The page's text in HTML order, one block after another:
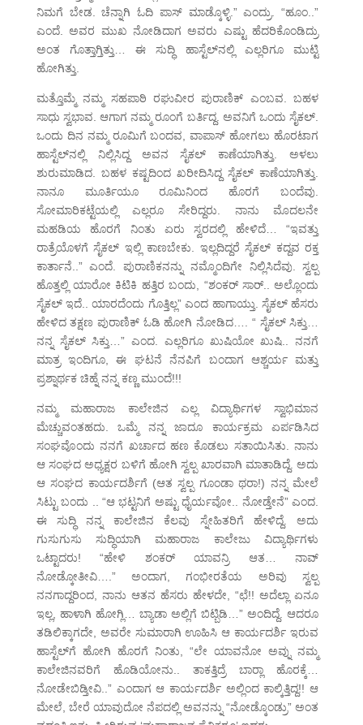
ನಿಮಗೆ ಬೇಡ. ಚೆನ್ನಾಗಿ ಓದಿ ಪಾಸ್ ಮಾಡ್ಕೊಳ್ಳಿ.” ಎಂದ್ರು. “ಹೂಂ..”
ಎಂದೆ. ಅವರ ಮುಖ ನೋಡಿದಾಗ ಅವರು ಎಷ್ಟು ಹೆದರಿಕೊಂಡಿದ್ರು
ಅಂತ ಗೊತ್ತಾಗ್ತಿತ್ತು… ಈ ಸುದ್ಧಿ ಹಾಸ್ಟೆಲ್‌ನಲ್ಲಿ ಎಲ್ಲರಿಗೂ ಮುಟ್ಟಿ
ಹೋಗಿತ್ತು.
ಮತ್ತೊಮ್ಮೆ ನಮ್ಮ ಸಹಪಾಠಿ ರಘುವೀರ ಪುರಾಣಿಕ್ ಎಂಬವ. ಬಹಳ
ಸಾಧು ಸ್ವಭಾವ. ಆಗಾಗ ನಮ್ಮ ರೂಂಗೆ ಬರ್ತಿದ್ದ. ಅವನಿಗೆ ಒಂದು ಸೈಕಲ್.
ಒಂದು ದಿನ ನಮ್ಮ ರೂಮಿಗೆ ಬಂದವ, ವಾಪಾಸ್ ಹೋಗಲು ಹೊರಟಾಗ
ಹಾಸ್ಟೆಲ್‌ನಲ್ಲಿ ನಿಲ್ಲಿಸಿದ್ದ ಅವನ ಸೈಕಲ್ ಕಾಣೆಯಾಗಿತ್ತು. ಅಳಲು
ಶುರುಮಾಡಿದ. ಬಹಳ ಕಷ್ಟದಿಂದ ಖರೀದಿಸಿದ್ದ ಸೈಕಲ್ ಕಾಣೆಯಾಗಿತ್ತು.
ನಾನೂ ಮೂರ್ತಿಯೂ ರೂಮಿನಿಂದ ಹೊರಗೆ ಬಂದೆವು.
ಸೋಮಾರಿಕಟ್ಟೆಯಲ್ಲಿ ಎಲ್ಲರೂ ಸೇರಿದ್ದರು. ನಾನು ಮೊದಲನೇ
ಮಹಡಿಯ ಹೊರಗೆ ನಿಂತು ಏರು ಸ್ವರದಲ್ಲಿ ಹೇಳಿದೆ… “ಇವತ್ತು
ರಾತ್ರೆಯೊಳಗೆ ಸೈಕಲ್ ಇಲ್ಲಿ ಕಾಣಬೇಕು. ಇಲ್ಲದಿದ್ದರೆ ಸೈಕಲ್ ಕದ್ದವ ರಕ್ತ
ಕಾರ್ತಾನೆ..” ಎಂದೆ. ಪುರಾಣಿಕನನ್ನು ನಮ್ಮೊಂದಿಗೇ ನಿಲ್ಲಿಸಿದೆವು. ಸ್ವಲ್ಪ
ಹೊತ್ತಲ್ಲಿ ಯಾರೋ ಕಿಟಿಕಿ ಹತ್ತಿರ ಬಂದು, “ಶಂಕರ್ ಸಾರ್.. ಅಲ್ಲೊಂದು
ಸೈಕಲ್ ಇದೆ.. ಯಾರದೆಂದು ಗೊತ್ತಿಲ್ಲ” ಎಂದ ಹಾಗಾಯ್ತು. ಸೈಕಲ್ ಹೆಸರು
ಹೇಳಿದ ತಕ್ಷಣ ಪುರಾಣಿಕ್ ಓಡಿ ಹೋಗಿ ನೋಡಿದ…. “ ಸೈಕಲ್ ಸಿಕ್ತು…
ನನ್ನ ಸೈಕಲ್ ಸಿಕ್ತು…” ಎಂದ. ಎಲ್ಲರಿಗೂ ಖುಷಿಯೋ ಖುಷಿ.. ನನಗೆ
ಮಾತ್ರ ಇಂದಿಗೂ, ಈ ಘಟನೆ ನೆನಪಿಗೆ ಬಂದಾಗ ಆಶ್ಚರ್ಯ ಮತ್ತು
ಪ್ರಶ್ನಾರ್ಥಕ ಚಿಹ್ನೆ ನನ್ನ ಕಣ್ಣ ಮುಂದೆ!!!
ನಮ್ಮ ಮಹಾರಾಜ ಕಾಲೇಜಿನ ಎಲ್ಲ ವಿದ್ಯಾರ್ಥಿಗಳ ಸ್ವಾಭಿಮಾನ
ಮೆಚ್ಚುವಂತಹದು. ಒಮ್ಮೆ ನನ್ನ ಜಾದೂ ಕಾರ್ಯಕ್ರಮ ಏರ್ಪಡಿಸಿದ
ಸಂಘವೊಂದು ನನಗೆ ಖರ್ಚಾದ ಹಣ ಕೊಡಲು ಸತಾಯಿಸಿತು. ನಾನು
ಆ ಸಂಘದ ಅಧ್ಯಕ್ಷರ ಬಳಿಗೆ ಹೋಗಿ ಸ್ವಲ್ಪ ಖಾರವಾಗಿ ಮಾತಾಡಿದ್ದೆ. ಅದು
ಆ ಸಂಘದ ಕಾರ್ಯದರ್ಶಿಗೆ (ಆತ ಸ್ವಲ್ಪ ಗೂಂಡಾ ಥರಾ!) ನನ್ನ ಮೇಲೆ
ಸಿಟ್ಟು ಬಂದು .. “ಆ ಭಟ್ಟನಿಗೆ ಅಷ್ಟು ಧೈರ್ಯವೋ.. ನೋಡ್ತೇನೆ” ಎಂದ.
ಈ ಸುದ್ಧಿ ನನ್ನ ಕಾಲೇಜಿನ ಕೆಲವು ಸ್ನೇಹಿತರಿಗೆ ಹೇಳಿದ್ದೆ. ಅದು
ಗುಸುಗುಸು ಸುದ್ಧಿಯಾಗಿ ಮಹಾರಾಜ ಕಾಲೇಜು ವಿದ್ಯಾರ್ಥಿಗಳು
ಒಟ್ಟಾದರು! “ಹೇಳಿ ಶಂಕರ್ ಯಾವನ್ರಿ ಆತ… ನಾವ್
ನೋಡ್ಕೋತೀವಿ….” ಅಂದಾಗ, ಗಂಭೀರತೆಯ ಅರಿವು ಸ್ವಲ್ಪ
ನನಗಾದ್ದರಿಂದ, ನಾನು ಆತನ ಹೆಸರು ಹೇಳದೇ, “ಛೆ!! ಅದೆಲ್ಲಾ ಏನೂ
ಇಲ್ಲ, ಹಾಳಾಗಿ ಹೋಗ್ಲಿ… ಬ್ಯಾಡಾ ಅಲ್ಲಿಗೆ ಬಿಟ್ಬಿಡಿ…” ಅಂದಿದ್ದೆ. ಆದರೂ
ತಡಿಲಿಕ್ಕಾಗದೇ, ಅವರೇ ಸುಮಾರಾಗಿ ಊಹಿಸಿ ಆ ಕಾರ್ಯದರ್ಶಿ ಇರುವ
ಹಾಸ್ಟೆಲ್‌ಗೆ ಹೋಗಿ ಹೊರಗೆ ನಿಂತು, “ಲೇ ಯಾವನೋ ಅವ್ನು ನಮ್ಮ
ಕಾಲೇಜಿನವರಿಗೆ ಹೊಡಿಯೋನು.. ತಾಕತ್ತಿದ್ರೆ ಬಾರ‍್ಲಾ ಹೊರಕ್ಕೆ…
ನೋಡೇಬಿಡ್ತೀವಿ..” ಎಂದಾಗ ಆ ಕಾರ್ಯದರ್ಶಿ ಅಲ್ಲಿಂದ ಕಾಲ್ಕಿತ್ತಿದ್ದ!! ಆ
ಮೇಲೆ, ಬೇರೆ ಯಾವುದೋ ನೆಪದಲ್ಲಿ ಅವನನ್ನು “ನೋಡ್ಕೊಂಡ್ರು” ಅಂತ